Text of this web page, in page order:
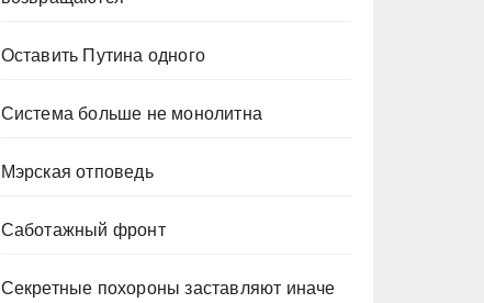
Оставить Путина одного
Система больше не монолитна
Мэрская отповедь
Саботажный фронт
Секретные похороны заставляют иначе